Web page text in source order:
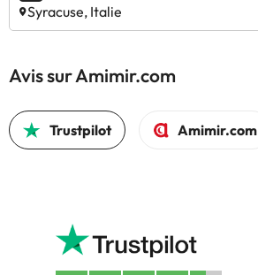
Syracuse, Italie
Avis sur Amimir.com
Trustpilot Amimir.com